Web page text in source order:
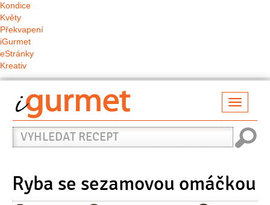
Kondice
Květy
Překvapení
iGurmet
eStránky
Kreativ
Vyhledat
recept
Ryba se sezamovou omáčkou